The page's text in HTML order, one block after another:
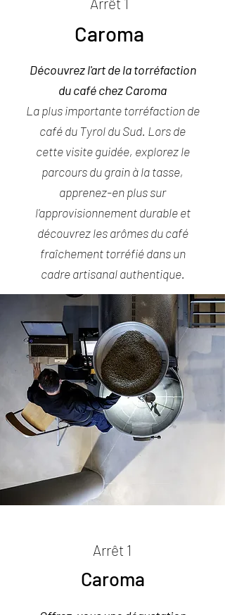
Caroma
Découvrez l'art de la torréfaction
du café chez Caroma
La plus importante torréfaction de
café du Tyrol du Sud. Lors de
cette visite guidée, explorez le
parcours du grain à la tasse,
apprenez-en plus sur
l'approvisionnement durable et
découvrez les arômes du café
fraîchement torréfié dans un
cadre artisanal authentique.
Arrêt 1
Caroma